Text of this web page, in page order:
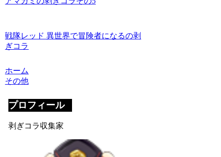
戦隊レッド 異世界で冒険者になるの剥
ぎコラ
ホーム
その他
プロフィール
剥ぎコラ収集家